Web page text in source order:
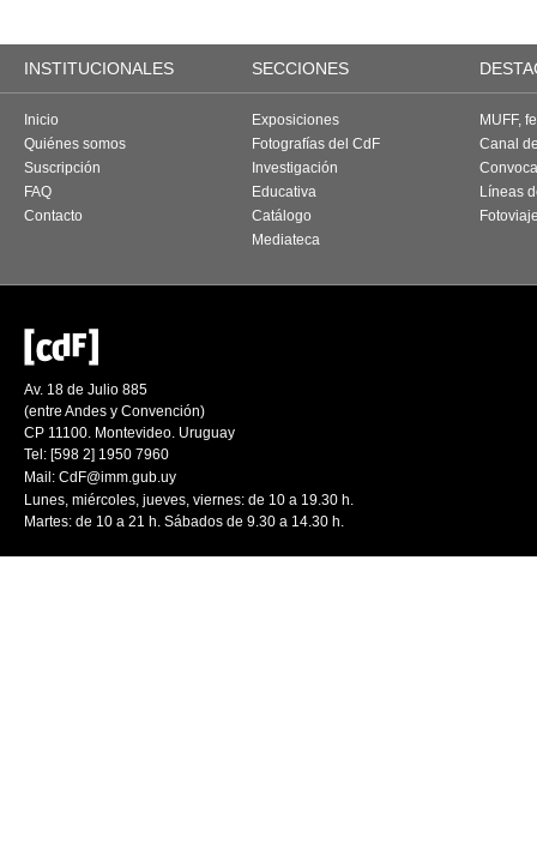
INSTITUCIONALES SECCIONES
Inicio
Quiénes somos
Suscripción
FAQ
Contacto
Exposiciones
Fotografías del CdF
Investigación
Educativa
Catálogo
Mediateca
MUFF,
Canal
Líneas
Av. 18 de Julio 885
(entre Andes y Convención)
CP 11100. Montevideo. Uruguay
Tel: [598 2] 1950 7960
Mail: CdF@imm.gub.uy
Lunes, miércoles, jueves, viernes: de 10 a 19.30 h.
Martes: de 10 a 21 h. Sábados de 9.30 a 14.30 h.